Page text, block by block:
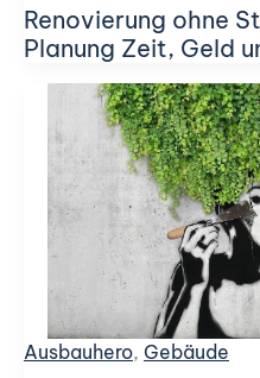
Renovierung ohne
Planung Zeit, Geld
Ausbauhero, Gebäude